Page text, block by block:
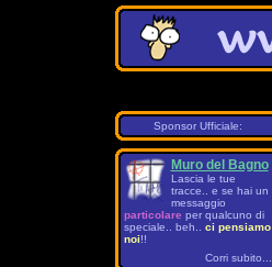
Sponsor Ufficiale:
Muro del Bagno
Lascia le tue
tracce.. e se hai un
messaggio
particolare per qualcuno di
speciale.. beh.. ci pensiamo
noi!!
Corri subito...